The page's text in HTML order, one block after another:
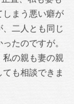
しまう悪い癖が
二人とも同じ
たのですが。
の親も妻の親
も相談できま